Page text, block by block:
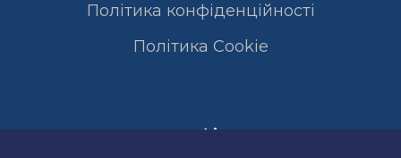
Політика конфіденційності
Полiтика Cookie
Сертифікати